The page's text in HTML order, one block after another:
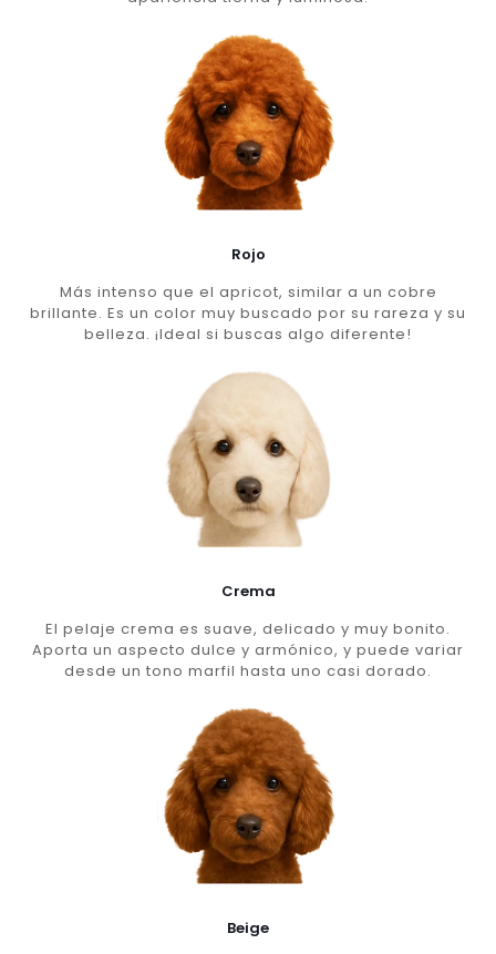
Rojo
Más intenso que el apricot, similar a un cobre
brillante. Es un color muy buscado por su rareza y su
belleza. ¡Ideal si buscas algo diferente!
Crema
El pelaje crema es suave, delicado y muy bonito.
Aporta un aspecto dulce y armónico, y puede variar
desde un tono marfil hasta uno casi dorado.
Beige